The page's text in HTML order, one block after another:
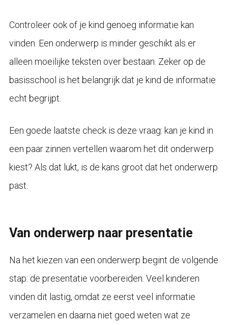
Controleer ook of je kind genoeg informatie kan
vinden. Een onderwerp is minder geschikt als er
alleen moeilijke teksten over bestaan. Zeker op de
basisschool is het belangrijk dat je kind de informatie
echt begrijpt.
Een goede laatste check is deze vraag: kan je kind in
een paar zinnen vertellen waarom het dit onderwerp
kiest? Als dat lukt, is de kans groot dat het onderwerp
past.
Van onderwerp naar presentatie
Na het kiezen van een onderwerp begint de volgende
stap: de presentatie voorbereiden. Veel kinderen
vinden dit lastig, omdat ze eerst veel informatie
verzamelen en daarna niet goed weten wat ze